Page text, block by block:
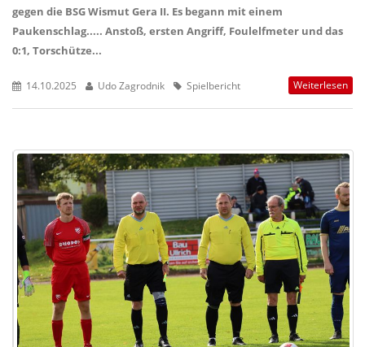
gegen die BSG Wismut Gera II. Es begann mit einem
Paukenschlag..... Anstoß, ersten Angriff, Foulelfmeter und das
0:1, Torschütze...
14.10.2025 Udo Zagrodnik Spielbericht Weiterlesen